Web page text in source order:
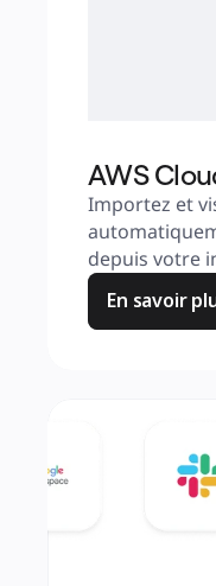
AWS
Importez et
depuis votre
En savoir